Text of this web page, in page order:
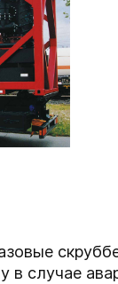
в случае